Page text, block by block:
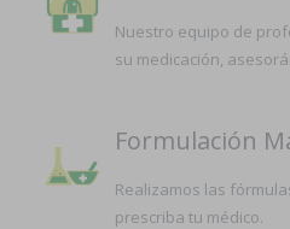
Nuestro equipo de
su medicación,
Formulación
Realizamos las
prescriba tu médico.